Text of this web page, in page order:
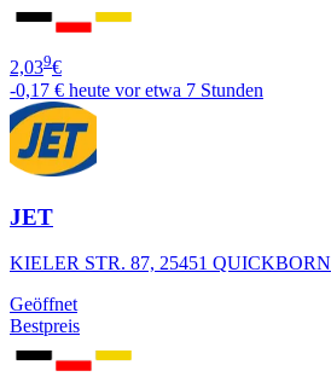
2,039€
-0,17 € heute vor etwa 7 Stunden
JET
KIELER STR. 87, 25451 QUICKBORN
Geöffnet
Bestpreis